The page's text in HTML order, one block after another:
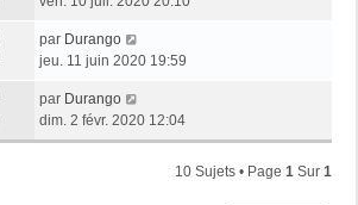
par Durango
jeu. 11 juin 2020 19:59
par Durango
dim. 2 févr. 2020 12:04
10 Sujets • Page 1 Sur 1